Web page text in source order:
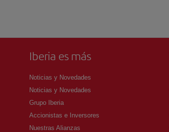
Iberia es más
Noticias y Novedades
Noticias y Novedades
Grupo Iberia
Accionistas e Inversores
Nuestras Alianzas